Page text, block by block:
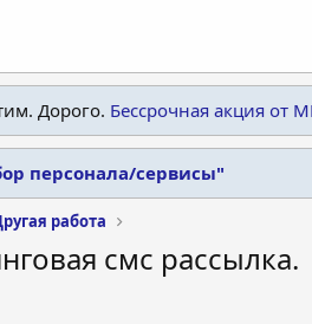
Дорого. Бессрочная акция
персонала/сервисы"
работа
смс рассылка.